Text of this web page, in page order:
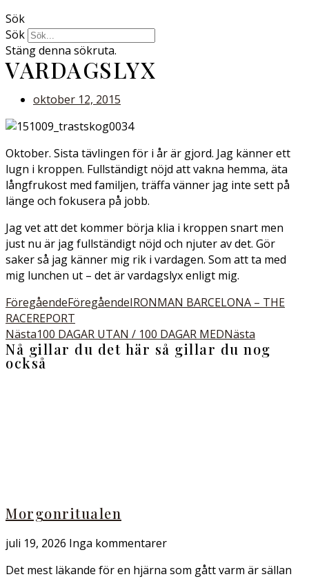
Sök
Sök
Stäng denna sökruta.
VARDAGSLYX
oktober 12, 2015
Oktober. Sista tävlingen för i år är gjord. Jag känner ett
lugn i kroppen. Fullständigt nöjd att vakna hemma, äta
långfrukost med familjen, träffa vänner jag inte sett på
länge och fokusera på jobb.
Jag vet att det kommer börja klia i kroppen snart men
just nu är jag fullständigt nöjd och njuter av det. Gör
saker så jag känner mig rik i vardagen. Som att ta med
mig lunchen ut – det är vardagslyx enligt mig.
FöregåendeFöregåendeIRONMAN BARCELONA – THE
RACEREPORT
Nästa100 DAGAR UTAN / 100 DAGAR MEDNästa
Nå gillar du det här så gillar du nog
också
Morgonritualen
juli 19, 2026 Inga kommentarer
Det mest läkande för en hjärna som gått varm är sällan